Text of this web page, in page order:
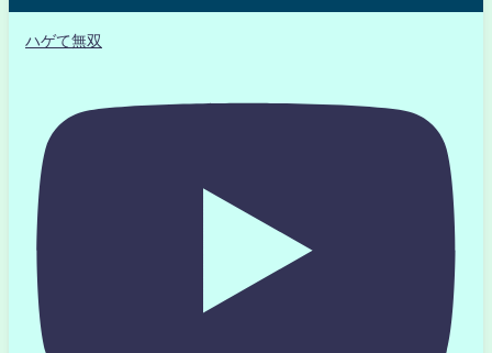
ハゲて無双